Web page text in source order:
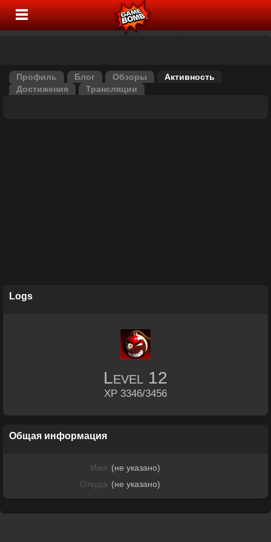
Профиль Блог Обзоры
Активность
Достижения
Трансляции
Logs
Level 12
XP 3346/3456
Общая информация
Имя (не указано)
Откуда (не указано)